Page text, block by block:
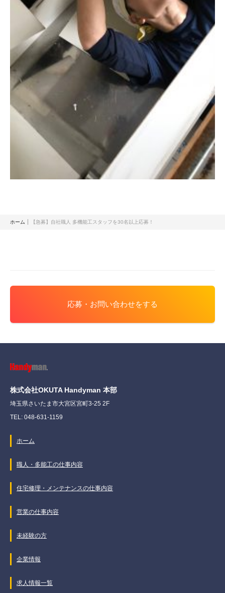
ホーム 【急募】自社職人 多機能工スタッフを30名以上応募！
応募・お問い合わせをする
株式会社OKUTA Handyman 本部
埼玉県さいたま市大宮区宮町3-25 2F
TEL: 048-631-1159
ホーム
職人・多能工の仕事内容
住宅修理・メンテナンスの仕事内容
営業の仕事内容
未経験の方
企業情報
求人情報一覧